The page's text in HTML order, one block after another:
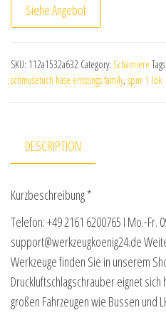
Siehe Angebot
SKU: 112a1532a632 Category: Scharniere Tags:
schmusetuch hase ernstings family, spur 1 lok
DESCRIPTION
Kurzbeschreibung *
Telefon: +49 2161 6200765 I Mo.-Fr.
support@werkzeugkoenig24.de
Werkzeuge finden Sie in unserem
Druckluftschlagschrauber eignet
großen Fahrzeugen wie Bussen und